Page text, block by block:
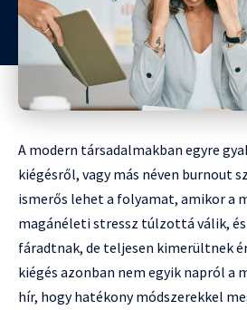
A modern társadalmakban egyre
kiégésről, vagy más néven burnout
ismerős lehet a folyamat, amikor a
magánéleti stressz túlzottá válik, és
fáradtnak, de teljesen kimerültnek
kiégés azonban nem egyik napról a
hír, hogy hatékony módszerekkel